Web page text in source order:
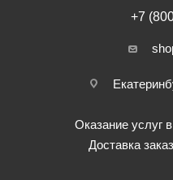
+7
Оказание услуг
Доставка